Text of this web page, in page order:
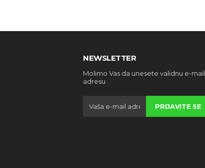
NEWSLETTER
Molimo Vas da unesete validnu e-mail
adresu
PRIJAVITE SE